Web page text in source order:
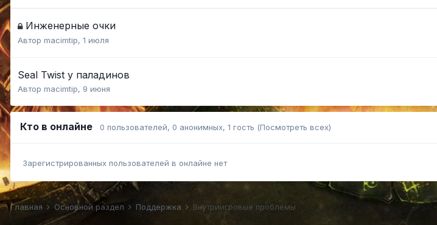
Инженерные очки
Автор macimtip, 1 июля
Seal Twist у паладинов
Автор macimtip, 9 июня
Кто в онлайне 0 пользователей, 0 анонимных, 1 гость (Посмотреть всех)
Зарегистрированных пользователей в онлайне нет
Главная Основной раздел Поддержка Внутриигровые проблемы